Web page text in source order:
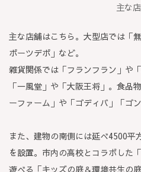
主な
主な店舗はこちら。大型店では「
ポーツデポ」など。
雑貨関係では「フランフラン」や
「一風堂」や「大阪王将」。食品
ーファーム」や「ゴディバ」「ゴ
また、建物の南側には延べ4500平
を設置。市内の高校とコラボした
遊べる「キッズの庭＆環境共生の